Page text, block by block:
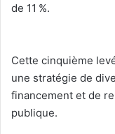
de 11 %.
‎Cette cinquième
une stratégie de
financement et de
publique.